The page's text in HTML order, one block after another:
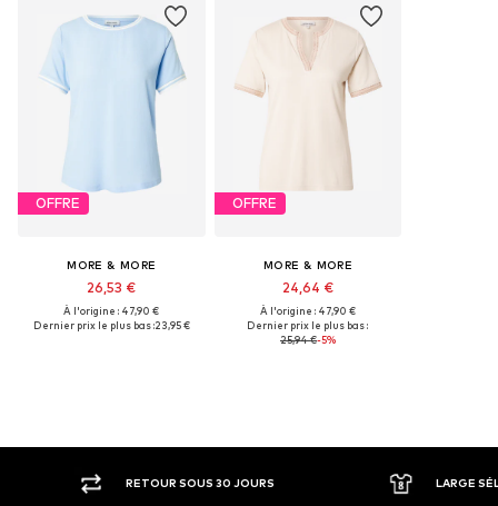
OFFRE
MORE & MORE
26,53 €
À l'origine : 47,90 €
Dernier prix le plus bas :23,95 €
OFFRE
MORE & MORE
24,64 €
À l'origine : 47,90 €
Dernier prix le plus bas :
25,94 €-5%
RETOUR SOUS 30 JOURS LARGE